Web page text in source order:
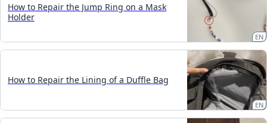
How to Repair the Jump Ring on a Mask
Holder
EN
How to Repair the Lining of a Duffle Bag
EN